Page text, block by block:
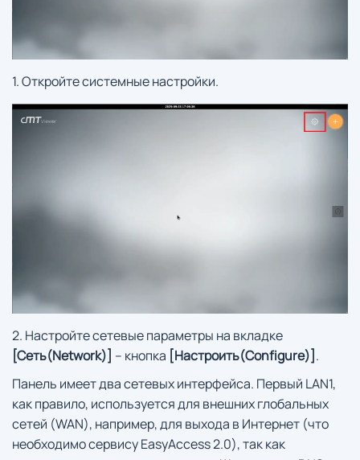
1. Откройте системные настройки.
2. Настройте сетевые параметры на вкладке
[Сеть(Network)] – кнопка [Настроить(Configure)].
Панель имеет два сетевых интерфейса. Первый LAN1,
как правило, используется для внешних глобальных
сетей (WAN), например, для выхода в Интернет (что
необходимо сервису EasyAccess 2.0), так как